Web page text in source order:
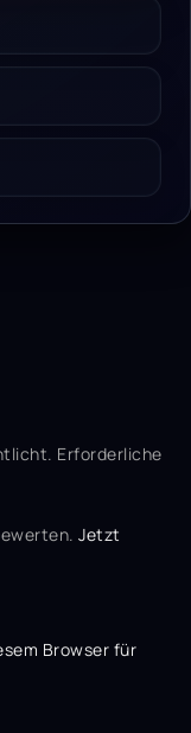
Erforderliche
Jetzt
Browser für